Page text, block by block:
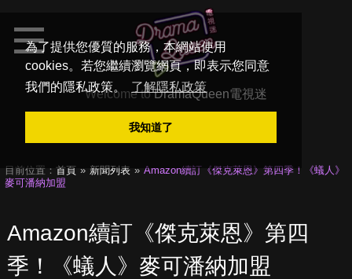
為了提供您優質的服務，本網站使用
cookies。若您繼續瀏覽網頁，即表示您同意
我們的隱私政策。
了解隱私政策
我知道了
Welcome toDramaQueen電視迷
目前位置： 首頁 新聞列表
Amazon續訂《傑克萊恩》第四季！《蟻人》
麥可潘納加盟
Amazon續訂《傑克萊恩》第四
季！《蟻人》麥可潘納加盟